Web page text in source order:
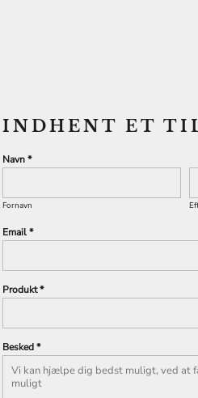
INDHENT ET
Navn *
Fornavn
Email *
Produkt *
Besked *